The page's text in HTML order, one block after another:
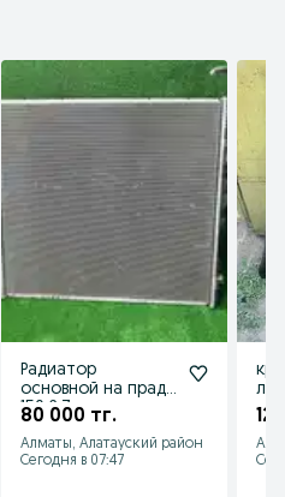
Радиатор
основной на прадо
150 2.7
80 000 тг.
Алматы, Алатауский район
Сегодня в 07:47